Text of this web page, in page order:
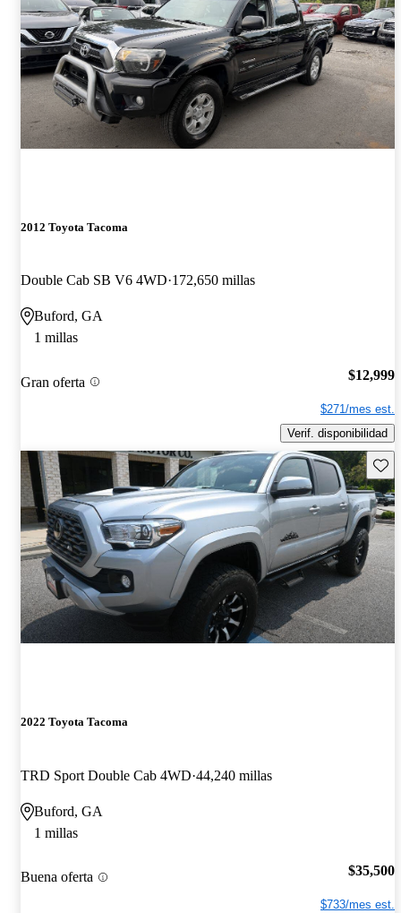
2012 Toyota Tacoma
Double Cab SB V6 4WD 172,650 millas
Buford, GA
1 millas
Gran oferta $12,999
$271/mes est.
Verif. disponibilidad
2022 Toyota Tacoma
TRD Sport Double Cab 4WD 44,240 millas
Buford, GA
1 millas
Buena oferta $35,500
$733/mes est.